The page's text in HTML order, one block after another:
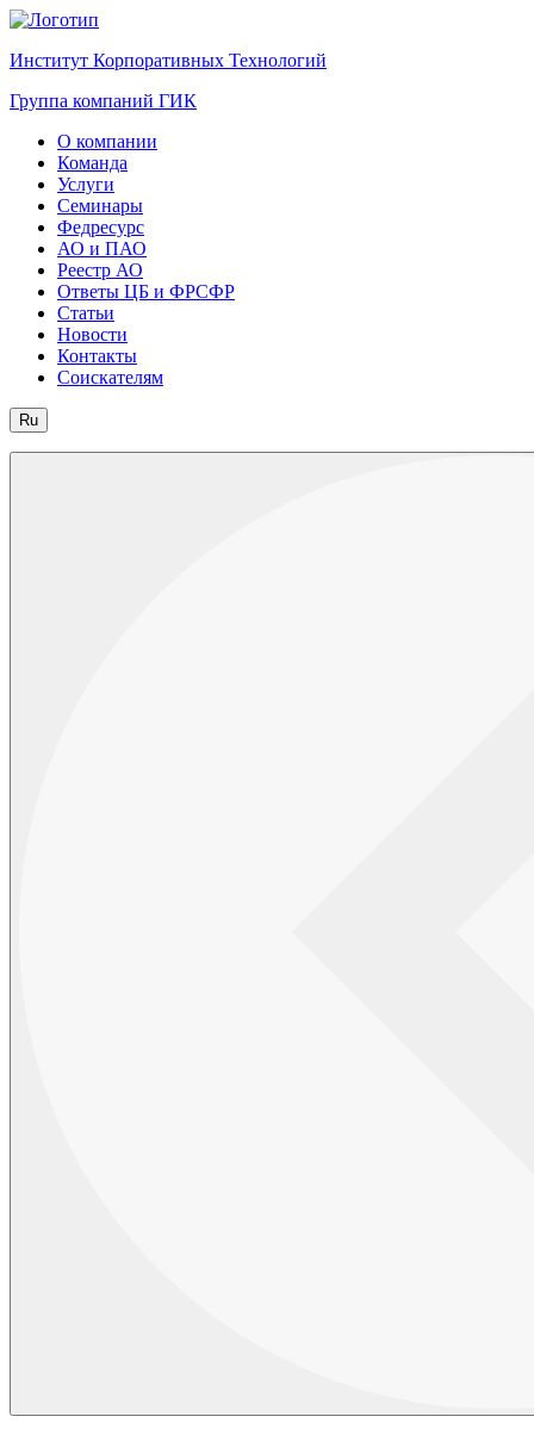
Институт Корпоративных Технологий
Группа компаний ГИК
О компании
Команда
Услуги
Семинары
Федресурс
АО и ПАО
Реестр АО
Ответы ЦБ и ФРСФР
Статьи
Новости
Контакты
Соискателям
Ru